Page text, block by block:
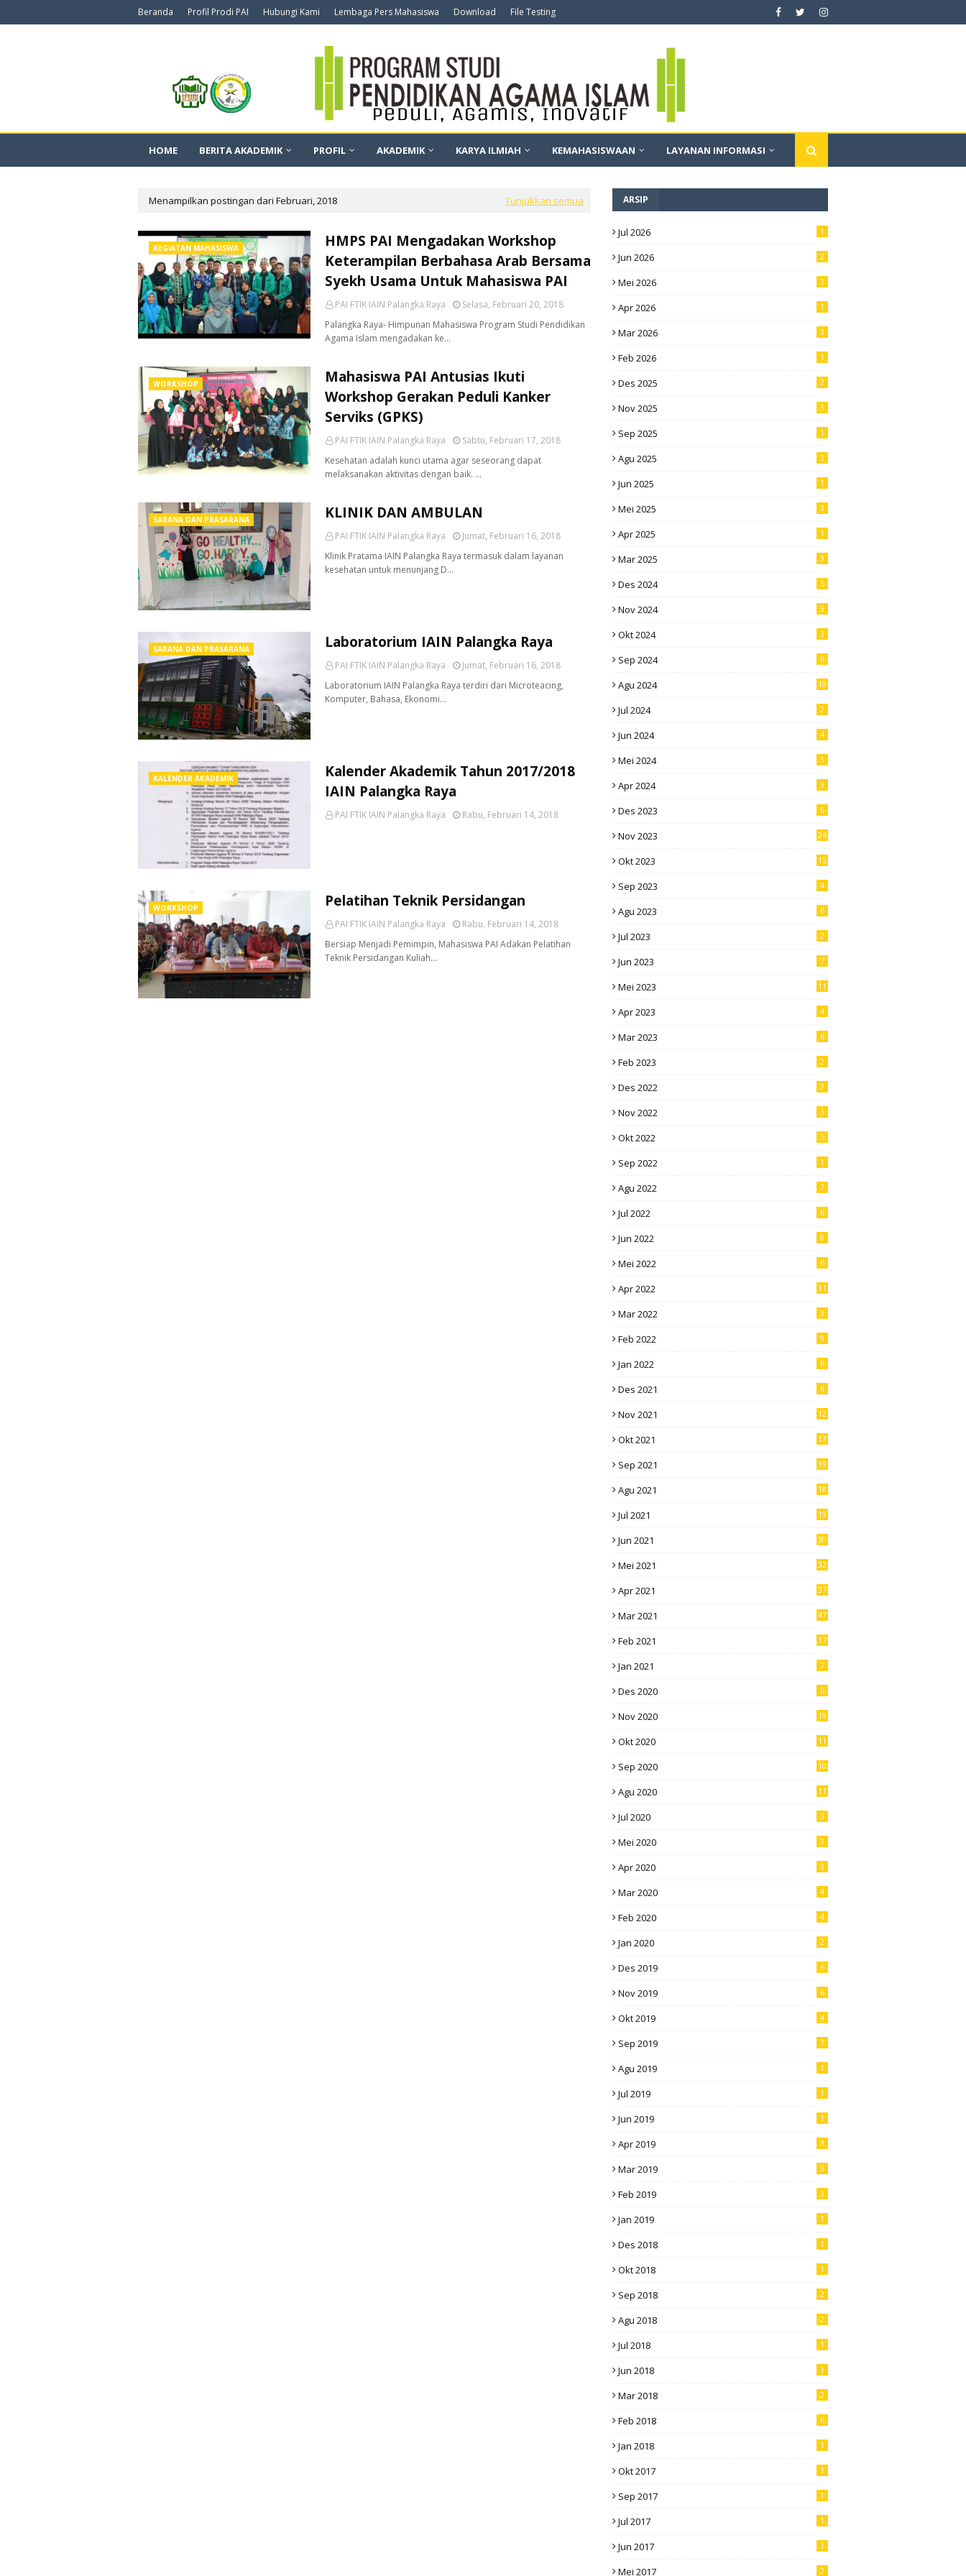
Beranda Profil Prodi PAI Hubungi Kami Lembaga Pers Mahasiswa Download File Testing
HOME BERITA AKADEMIK PROFIL AKADEMIK KARYA ILMIAH KEMAHASISWAAN LAYANAN INFORMASI
Menampilkan postingan dari Februari, 2018 Tunjukkan semua
KEGIATAN MAHASISWA
HMPS PAI Mengadakan Workshop
Keterampilan Berbahasa Arab Bersama
Syekh Usama Untuk Mahasiswa PAI
PAI FTIK IAIN Palangka Raya
Selasa, Februari 20, 2018
Palangka Raya- Himpunan Mahasiswa Program Studi Pendidikan
Agama Islam mengadakan ke…
WORKSHOP
Mahasiswa PAI Antusias Ikuti
Workshop Gerakan Peduli Kanker
Serviks (GPKS)
PAI FTIK IAIN Palangka Raya
Sabtu, Februari 17, 2018
Kesehatan adalah kunci utama agar seseorang dapat
melaksanakan aktivitas dengan baik. …
SARANA DAN PRASARANA KLINIK DAN AMBULAN
PAI FTIK IAIN Palangka Raya
Jumat, Februari 16, 2018
Klinik Pratama IAIN Palangka Raya termasuk dalam layanan
kesehatan untuk menunjang D…
SARANA DAN PRASARANA Laboratorium IAIN Palangka Raya
PAI FTIK IAIN Palangka Raya
Jumat, Februari 16, 2018
Laboratorium IAIN Palangka Raya terdiri dari Microteacing,
Komputer, Bahasa, Ekonomi…
KALENDER AKADEMIK
Kalender Akademik Tahun 2017/2018
IAIN Palangka Raya
PAI FTIK IAIN Palangka Raya Rabu, Februari 14, 2018
WORKSHOP Pelatihan Teknik Persidangan
PAI FTIK IAIN Palangka Raya
Rabu, Februari 14, 2018
Bersiap Menjadi Pemimpin, Mahasiswa PAI Adakan Pelatihan
Teknik Persidangan Kuliah…
ARSIP
Jul 2026 1
Jun 2026 2
Mei 2026 3
Apr 2026 1
Mar 2026 3
Feb 2026 1
Des 2025 2
Nov 2025 3
Sep 2025 1
Agu 2025 3
Jun 2025 1
Mei 2025 3
Apr 2025 1
Mar 2025 3
Des 2024 5
Nov 2024 3
Okt 2024 3
Sep 2024 6
Agu 2024 10
Jul 2024 2
Jun 2024 4
Mei 2024 3
Apr 2024 3
Des 2023 6
Nov 2023 24
Okt 2023 15
Sep 2023 4
Agu 2023 6
Jul 2023 2
Jun 2023 7
Mei 2023 11
Apr 2023 4
Mar 2023 6
Feb 2023 2
Des 2022 2
Nov 2022 3
Okt 2022 5
Sep 2022 1
Agu 2022 7
Jul 2022 6
Jun 2022 8
Mei 2022 6
Apr 2022 11
Mar 2022 3
Feb 2022 9
Jan 2022 6
Des 2021 6
Nov 2021 12
Okt 2021 13
Sep 2021 19
Agu 2021 18
Jul 2021 19
Jun 2021 30
Mei 2021 32
Apr 2021 37
Mar 2021 47
Feb 2021 17
Jan 2021 7
Des 2020 5
Nov 2020 19
Okt 2020 11
Sep 2020 10
Agu 2020 11
Jul 2020 3
Mei 2020 3
Apr 2020 3
Mar 2020 4
Feb 2020 4
Jan 2020 2
Des 2019 6
Nov 2019 6
Okt 2019 4
Sep 2019 7
Agu 2019 1
Jul 2019 1
Jun 2019 1
Apr 2019 3
Mar 2019 3
Feb 2019 3
Jan 2019 1
Des 2018 1
Okt 2018 1
Sep 2018 2
Agu 2018 2
Jul 2018 1
Jun 2018 1
Mar 2018 2
Feb 2018 6
Jan 2018 1
Okt 2017 1
Sep 2017 1
Jul 2017 1
Jun 2017 1
Mei 2017 2